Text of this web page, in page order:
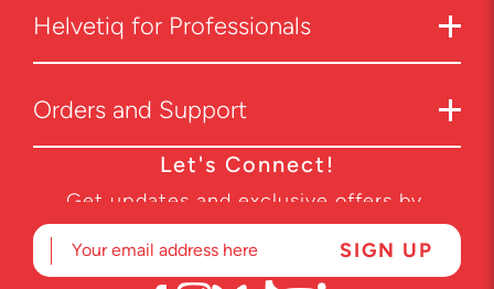
Helvetiq for Professionals
Orders and Support
Let's Connect!
Get updates and exclusive offers by
subscribing to our newsletter.